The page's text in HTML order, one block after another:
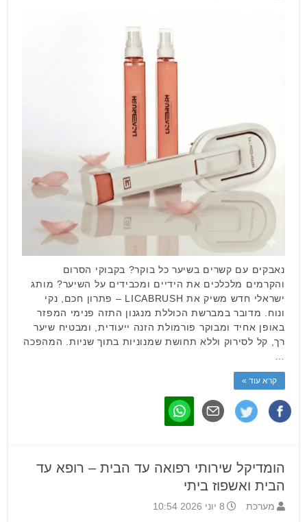
נאבקים עם קשרים בשיער כל בוקר? בקבוקי הסרום
והקרמים מלכלכים את הידיים ומכבידים על השיער? מותג
ישראלי חדש משיק את LICABRUSH – פתרון חכם, נקי
ונוח. מדובר במברשת הכוללת מנגנון התזה פנימי המפזר
באופן אחיד ומבוקר פורמולת הזנה ייעודית, ומבטיח שיער
רך, קל לסירוק וללא תחושת שמנוניות בתוך שניות. המהפכה
קרא עוד »
הומדיקל שירותי רפואה עד הבית – רופא עד
הבית ואשפוז ביתי
מערכת 8 יוני 2026 10:54